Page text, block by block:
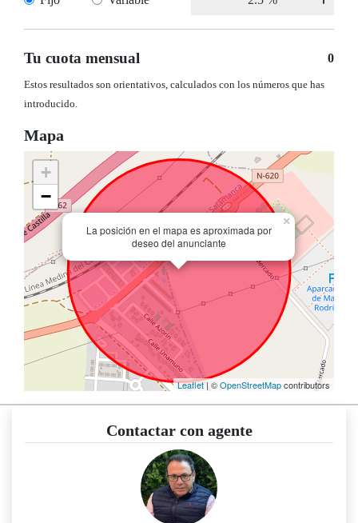
Tu cuota mensual 0
Estos resultados son orientativos, calculados con los números que has
introducido.
Mapa
La posición en el mapa es aproximada por
deseo del anunciante
×
+
−
Leaflet| ©OpenStreetMapcontributors
Contactar con agente